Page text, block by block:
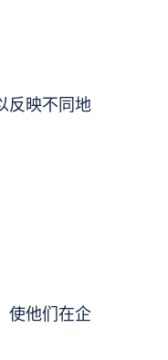
反映不同地
使他们在企